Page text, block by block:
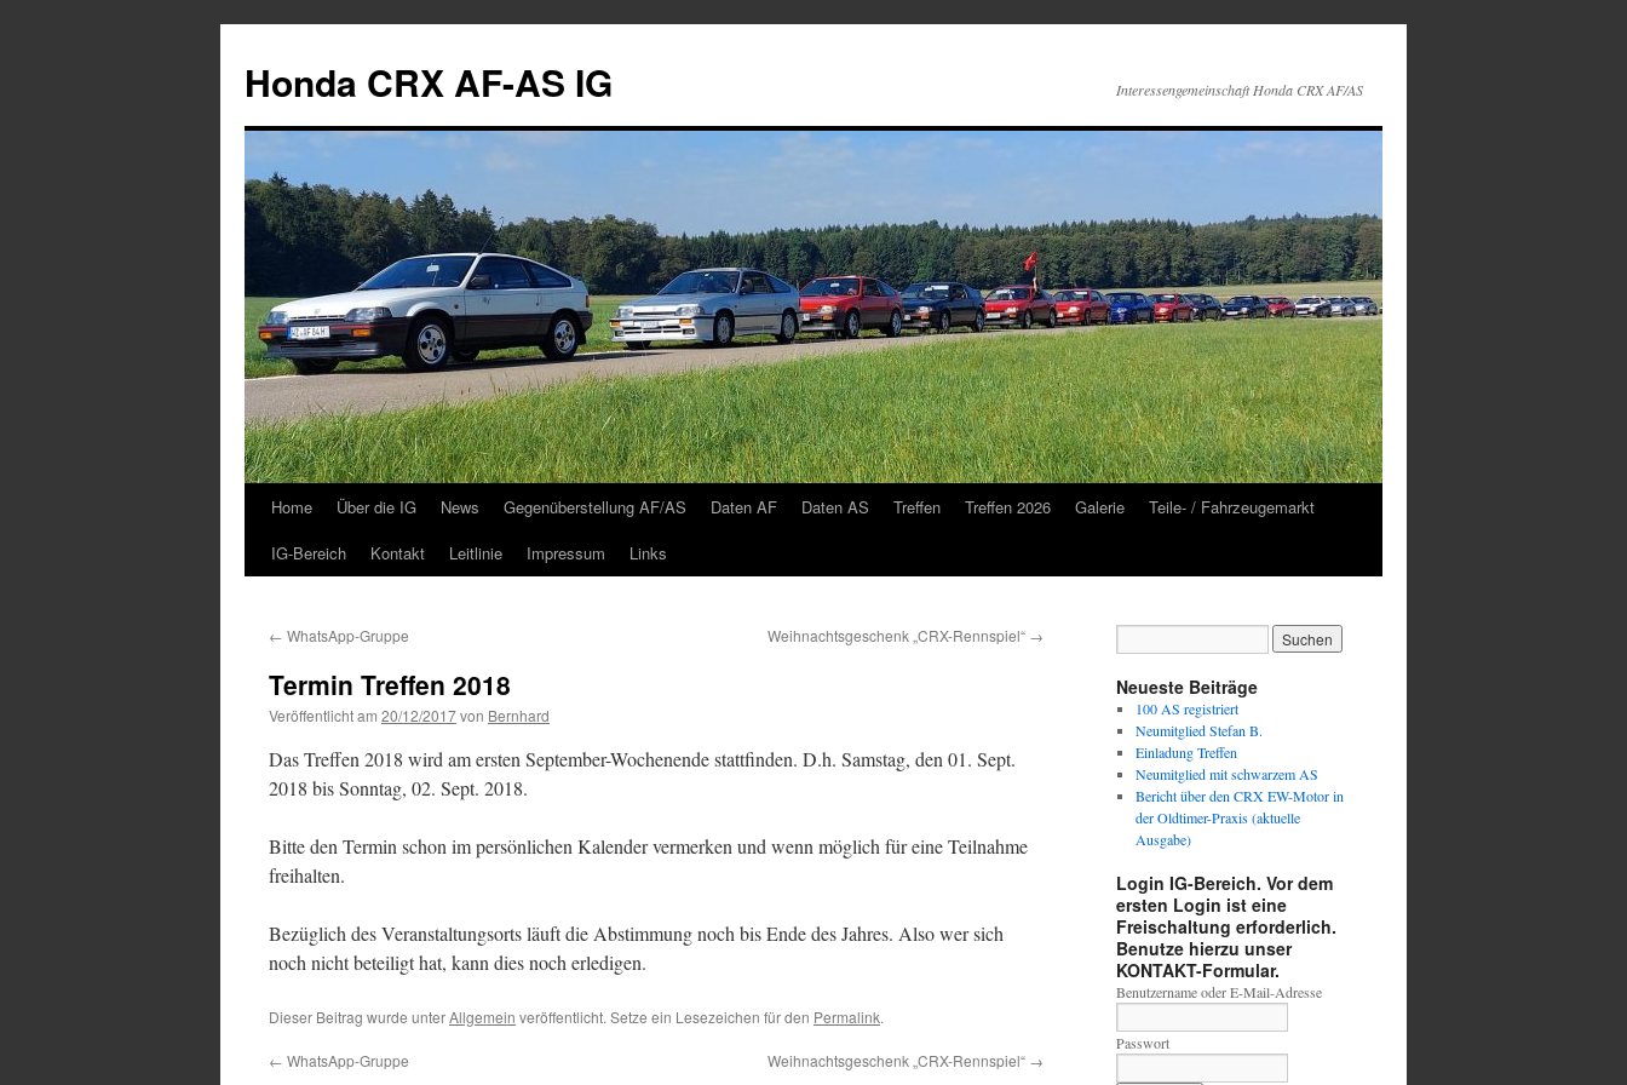
springen
Honda CRX AF-AS IG Interessengemeinschaft Honda CRX AF/AS
Home Über die IG News Gegenüberstellung AF/AS Daten AF Daten AS Treffen Treffen 2026 Galerie
Teile- / Fahrzeugemarkt
IG-Bereich
Kontakt Leitlinie Impressum Links
← WhatsApp-Gruppe Weihnachtsgeschenk „CRX-Rennspiel“ →
Termin Treffen 2018
Veröffentlicht am 20/12/2017von Bernhard
Das Treffen 2018 wird am ersten September-Wochenende stattfinden. D.h. Samstag, den 01. Sept.
2018 bis Sonntag, 02. Sept. 2018.
Bitte den Termin schon im persönlichen Kalender vermerken und wenn möglich für eine Teilnahme
freihalten.
Bezüglich des Veranstaltungsorts läuft die Abstimmung noch bis Ende des Jahres. Also wer sich
noch nicht beteiligt hat, kann dies noch erledigen.
Dieser Beitrag wurde unterAllgemein veröffentlicht. Setze ein Lesezeichen für den Permalink.
← WhatsApp-Gruppe Weihnachtsgeschenk „CRX-Rennspiel“ →
Neueste Beiträge
100 AS registriert
Neumitglied Stefan B.
Einladung Treffen
Neumitglied mit schwarzem AS
Bericht über den CRX EW-Motor in
der Oldtimer-Praxis (aktuelle
Ausgabe)
Login IG-Bereich. Vor dem
ersten Login ist eine
Freischaltung erforderlich.
Benutze hierzu unser
KONTAKT-Formular.
Benutzername oder E-Mail-Adresse
Passwort